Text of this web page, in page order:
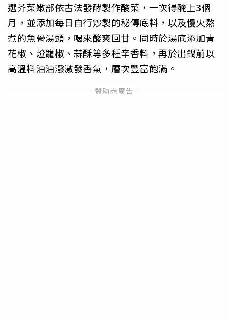
選芥菜嫩部依古法發酵製作酸菜，一次得醃上3個
月，並添加每日自行炒製的秘傳底料，以及慢火熬
煮的魚骨湯頭，喝來酸爽回甘。同時於湯底添加青
花椒、燈籠椒、蒜酥等多種辛香料，再於出鍋前以
高溫料油油潑激發香氣，層次豐富飽滿。